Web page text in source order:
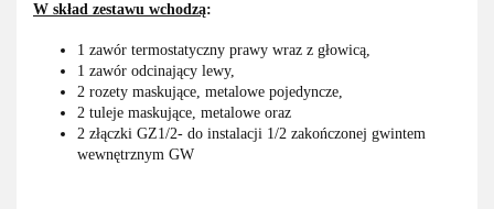
W skład zestawu wchodzą:
1 zawór termostatyczny prawy wraz z głowicą,
1 zawór odcinający lewy,
2 rozety maskujące, metalowe pojedyncze,
2 tuleje maskujące, metalowe oraz
2 złączki GZ1/2- do instalacji 1/2 zakończonej gwintem
wewnętrznym GW